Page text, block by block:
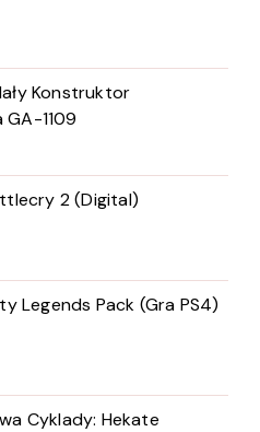
Konstruktor
1109
2 (Digital)
Legends Pack (Gra PS4)
Cyklady: Hekate